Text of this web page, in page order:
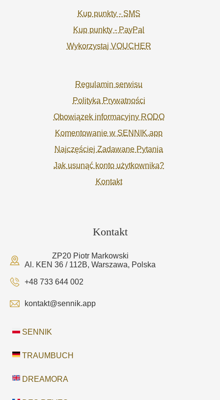
Kup punkty - SMS
Kup punkty - PayPal
Wykorzystaj VOUCHER
Regulamin serwisu
Polityka Prywatności
Obowiązek informacyjny RODO
Komentowanie w SENNIK.app
Najczęściej Zadawane Pytania
Jak usunąć konto użytkownika?
Kontakt
Kontakt
ZP20 Piotr Markowski
Al. KEN 36 / 112B, Warszawa, Polska
+48 733 644 002
kontakt@sennik.app
SENNIK
TRAUMBUCH
DREAMORA